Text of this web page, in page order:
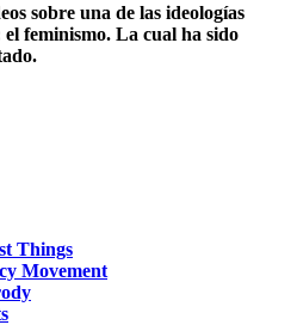
sobre una de las ideologías
feminismo. La cual ha sido
Things
Movement